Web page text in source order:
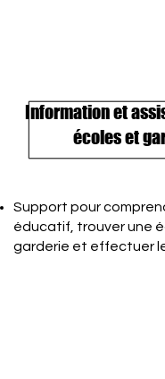
Information et
écoles et
Support pour
éducatif, trouver une
garderie et effectuer